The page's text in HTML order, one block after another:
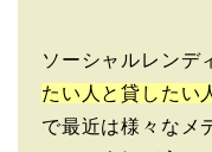
ソーシャルレンデ
たい人と貸したい
で最近は様々なメ